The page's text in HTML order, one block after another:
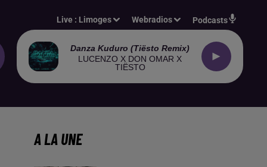
Live : Limoges Webradios Podcasts
Danza Kuduro (tiësto Remix)
LUCENZO X DON OMAR X
TIËSTO
A LA UNE